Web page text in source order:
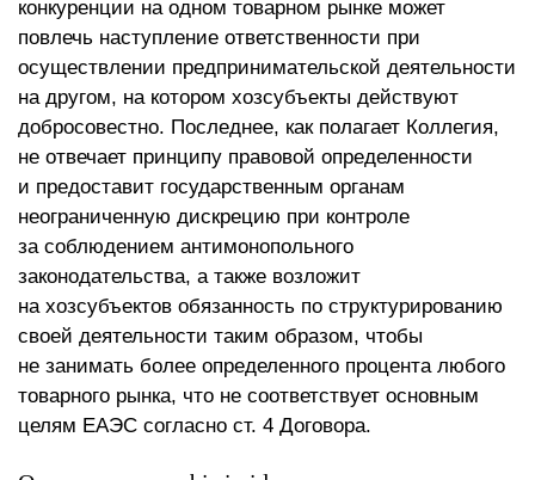
конкуренции на одном товарном рынке может
повлечь наступление ответственности при
осуществлении предпринимательской деятельности
на другом, на котором хозсубъекты действуют
добросовестно. Последнее, как полагает Коллегия,
не отвечает принципу правовой определенности
и предоставит государственным органам
неограниченную дискрецию при контроле
за соблюдением антимонопольного
законодательства, а также возложит
на хозсубъектов обязанность по структурированию
своей деятельности таким образом, чтобы
не занимать более определенного процента любого
товарного рынка, что не соответствует основным
целям ЕАЭС согласно ст. 4 Договора.